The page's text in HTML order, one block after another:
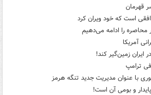
قهرمان
است که خود ویران کرد
محاصره را ادامه می‌دهیم
آمریکا
ایران زمین‌گیر کند!
ترامپ
با عنوان مدیریت جدید تنگه هرمز
و بومی آن است!